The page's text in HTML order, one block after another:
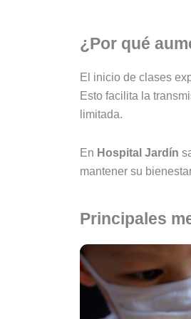
¿Por qué
El inicio de clases
Esto facilita la
limitada.
En Hospital Jardín
mantener su
Principales